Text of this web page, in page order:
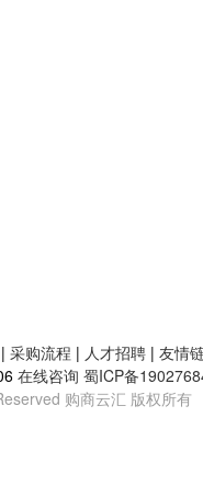
| 采购流程 | 人才招聘 | 友情
在线咨询 蜀ICP备
购商云汇 版权所有